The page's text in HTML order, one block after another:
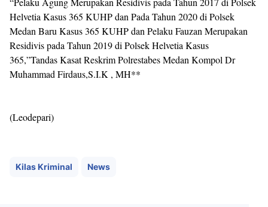
Helvetia Kasus 365 KUHP dan Pada Tahun 2020 di Polsek
Medan Baru Kasus 365 KUHP dan Pelaku Fauzan Merupakan
Residivis pada Tahun 2019 di Polsek Helvetia Kasus
365,”Tandas Kasat Reskrim Polrestabes Medan Kompol Dr
Muhammad Firdaus,S.I.K , MH**
(Leodepari)
Kilas Kriminal News